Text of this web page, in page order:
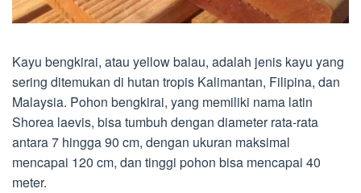
Kayu bengkirai, atau yellow balau, adalah jenis kayu yang
sering ditemukan di hutan tropis Kalimantan, Filipina, dan
Malaysia. Pohon bengkirai, yang memiliki nama latin
Shorea laevis, bisa tumbuh dengan diameter rata-rata
antara 7 hingga 90 cm, dengan ukuran maksimal
mencapai 120 cm, dan tinggi pohon bisa mencapai 40
meter.